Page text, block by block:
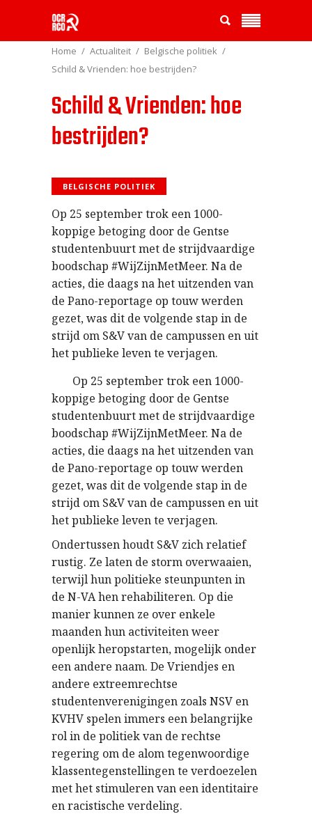
Home Actualiteit
Belgische politiek
Schild & Vrienden: hoe bestrijden?
Schild & Vrienden: hoe
bestrijden?
BELGISCHE POLITIEK
Op 25 september trok een 1000-
koppige betoging door de Gentse
studentenbuurt met de strijdvaardige
boodschap #WijZijnMetMeer. Na de
acties, die daags na het uitzenden van
de Pano-reportage op touw werden
gezet, was dit de volgende stap in de
strijd om S&V van de campussen en uit
het publieke leven te verjagen.
Op 25 september trok een 1000-
koppige betoging door de Gentse
studentenbuurt met de strijdvaardige
boodschap #WijZijnMetMeer. Na de
acties, die daags na het uitzenden van
de Pano-reportage op touw werden
gezet, was dit de volgende stap in de
strijd om S&V van de campussen en uit
het publieke leven te verjagen.
Ondertussen houdt S&V zich relatief
rustig. Ze laten de storm overwaaien,
terwijl hun politieke steunpunten in
de N-VA hen rehabiliteren. Op die
manier kunnen ze over enkele
maanden hun activiteiten weer
openlijk heropstarten, mogelijk onder
een andere naam. De Vriendjes en
andere extreemrechtse
studentenverenigingen zoals NSV en
KVHV spelen immers een belangrijke
rol in de politiek van de rechtse
regering om de alom tegenwoordige
klassentegenstellingen te verdoezelen
met het stimuleren van een identitaire
en racistische verdeling.